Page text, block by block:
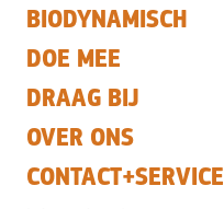
BIODYNAMISCH
DOE MEE
DRAAG BIJ
OVER ONS
CONTACT+SERVICE